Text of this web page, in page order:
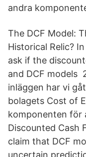
andra
The DCF Model:
Historical Relic?
ask if the
and DCF models
inläggen har vi
bolagets Cost of
komponenten för
Discounted Cash
claim that DCF
uncertain